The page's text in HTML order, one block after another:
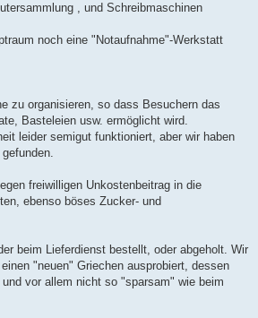
, und Schreibmaschinen
noch eine "Notaufnahme"-Werkstatt
zu organisieren, so dass Besuchern das
Basteleien usw. ermöglicht wird.
leider semigut funktioniert, aber wir haben
freiwilligen Unkostenbeitrag in die
ebenso böses Zucker- und
beim Lieferdienst bestellt, oder abgeholt. Wir
"neuen" Griechen ausprobiert, dessen
vor allem nicht so "sparsam" wie beim